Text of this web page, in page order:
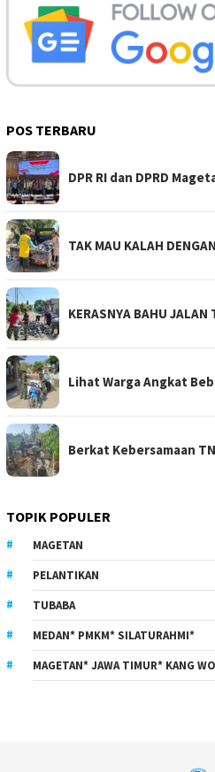
POS TERBARU
DPR RI dan DPRD
TAK MAU KALAH
KERASNYA BAHU
Lihat Warga Angkat
Berkat Kebersamaan
TOPIK POPULER
MAGETAN
PELANTIKAN
TUBABA
MEDAN* PMKM* SILATURAHMI*
MAGETAN* JAWA TIMUR* KANG